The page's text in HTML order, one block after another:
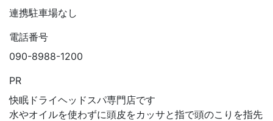
連携駐車場なし
電話番号
090-8988-1200
PR
快眠ドライヘッドスパ専門店です
水やオイルを使わずに頭皮をカッサと指で頭のこりを指先